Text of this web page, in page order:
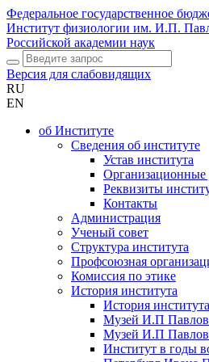
Федеральное государственное
Институт физиологии им. И.П.
Российской академии наук
Версия для слабовидящих
RU
EN
об Институте
Сведения об институте
Устав института
Реквизиты
Контакты
Администрация
Ученый совет
Структура института
Профсоюзная
Комиссия по этике
История института
История института
Музей И.П
Музей И.П
Институт в годы